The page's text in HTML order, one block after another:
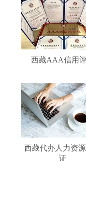
西藏AAA信用
西藏代办人力资
证